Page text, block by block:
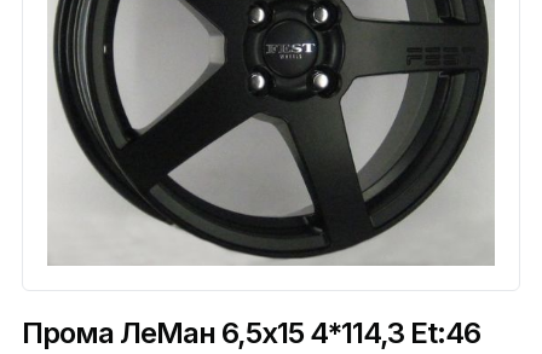
Прома ЛеМан 6,5x15 4*114,3 Et:46